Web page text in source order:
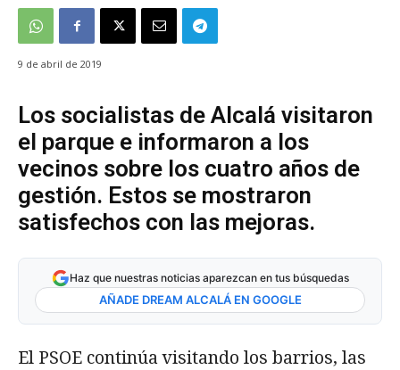
9 de abril de 2019
Los socialistas de Alcalá visitaron
el parque e informaron a los
vecinos sobre los cuatro años de
gestión. Estos se mostraron
satisfechos con las mejoras.
Haz que nuestras noticias aparezcan en tus búsquedas
AÑADE DREAM ALCALÁ EN GOOGLE
El PSOE continúa visitando los barrios, las